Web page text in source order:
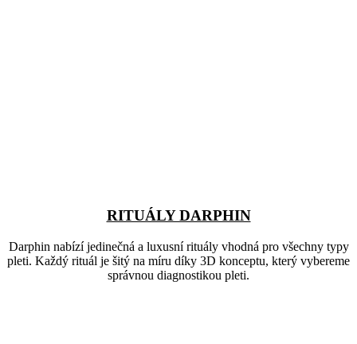
RITUÁLY DARPHIN
Darphin nabízí jedinečná a luxusní rituály vhodná pro všechny typy
pleti. Každý rituál je šitý na míru díky 3D konceptu, který vybereme
správnou diagnostikou pleti.